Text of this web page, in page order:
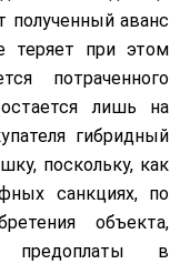
полученный аванс
теряет при этом
потраченного
лишь на
гибридный
поскольку, как
санкциях, по
объекта,
предоплаты в